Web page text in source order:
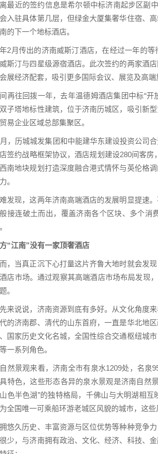
最近的签约信息是希尔顿中标济南起步区
入驻具体第几层，但绿金大厦集奢华住宿、
的下一个地标酒店。
2月传出的济南威斯汀酒店，在经过一年的
斯汀与四星级源宿酒店。此次签约的两家酒
展经济配套，吸引更多国际会议、展览及高端
再往回拨一年，去年温德姆酒店集团中标“开
子塔地标性建筑，位于济南历城区，吸引新
易企业区域总部集聚区。
，历城城发集团和中能建华东建设投资公司
签约战略框架协议，酒店规划建设280间客
南地块规划打造深度融合港式情怀与英伦格
。
发现，这两年济南高端酒店的发展明显提速
接连破土而出，覆盖济南各个区块、多个消
“江南”没有一家顶奢酒店
，当真正沉下心打量这片齐鲁大地时就会发
店市场。通过观察其高端酒店市场布局发现
。
来说说，济南资源到底有多好。从文化角度
的济南郡、清代的山东首府，一直是华北地
国家历史文化名城，全国性综合交通枢纽城
一系列角色。
然景观来看，济南全市有泉水1209处，名泉
特色，这些形态各异的泉水景观是济南自然
色半色湖”的独特格局，千佛山与大明湖相
全国唯一可乘船环游老城区风貌的城市，这些
悠久历史、丰富资源与区位优势等种种竞争
少，与济南拥有政治、文化、经济、科技、